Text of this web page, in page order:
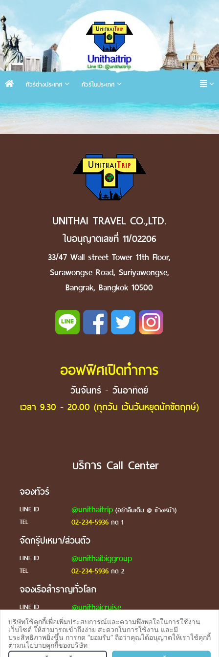
ทัวร์ต่างประเทศ ทัวร์ในประเทศ
จองทัวร TEL
UNITHAI TRAVEL CO.,LTD.
ใบอนุญาตเลขที่ 11/02206
33/47 Wall street Tower 11th Floor,
Surawongse Road, Suriyawongse,
Bangrak, Bangkok 10500
ออฟฟิศเปิดทำการ
วันจันทร์ - วันอาทิตย์
เวลา 9.30 - 20.00 (ทุกวัน เว้นวันหยุดนักขัตฤกษ์)
บริการ Call Center
จองทัวร์
LINE ID @unithaitrip(อย่าลืมเติม @ ข้างหน้า)
TEL
02-234-5936กด 1
จัดกรุ๊ปเหมา/ส่วนตัว
LINE ID @unithaibiggroup
TEL 02-234-5936กด 2
จองเรือสำราญทั่วโลก
LINE ID @unithaicruise
ร้องเรียน
LINE ID @unithaicare
บริษัทใช้คุกกี้เพื่อเพิ่มประสบการณ์และความพึงพอใจในการใช้งาน
เว็บไซต์ ให้สามารถเข้าถึงง่าย สะดวกในการใช้งาน และมี
ประสิทธิภาพยิ่งขึ้น การกด “ยอมรับ” ถือว่าคุณได้อนุญาตให้เราใช้คุกกี้
ตามนโยบายคุกกี้ของบริษัท